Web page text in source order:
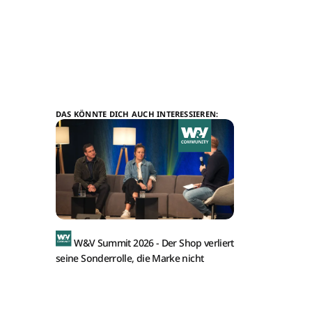
DAS KÖNNTE DICH AUCH INTERESSIEREN:
W&V Summit 2026 - Der Shop verliert
seine Sonderrolle, die Marke nicht